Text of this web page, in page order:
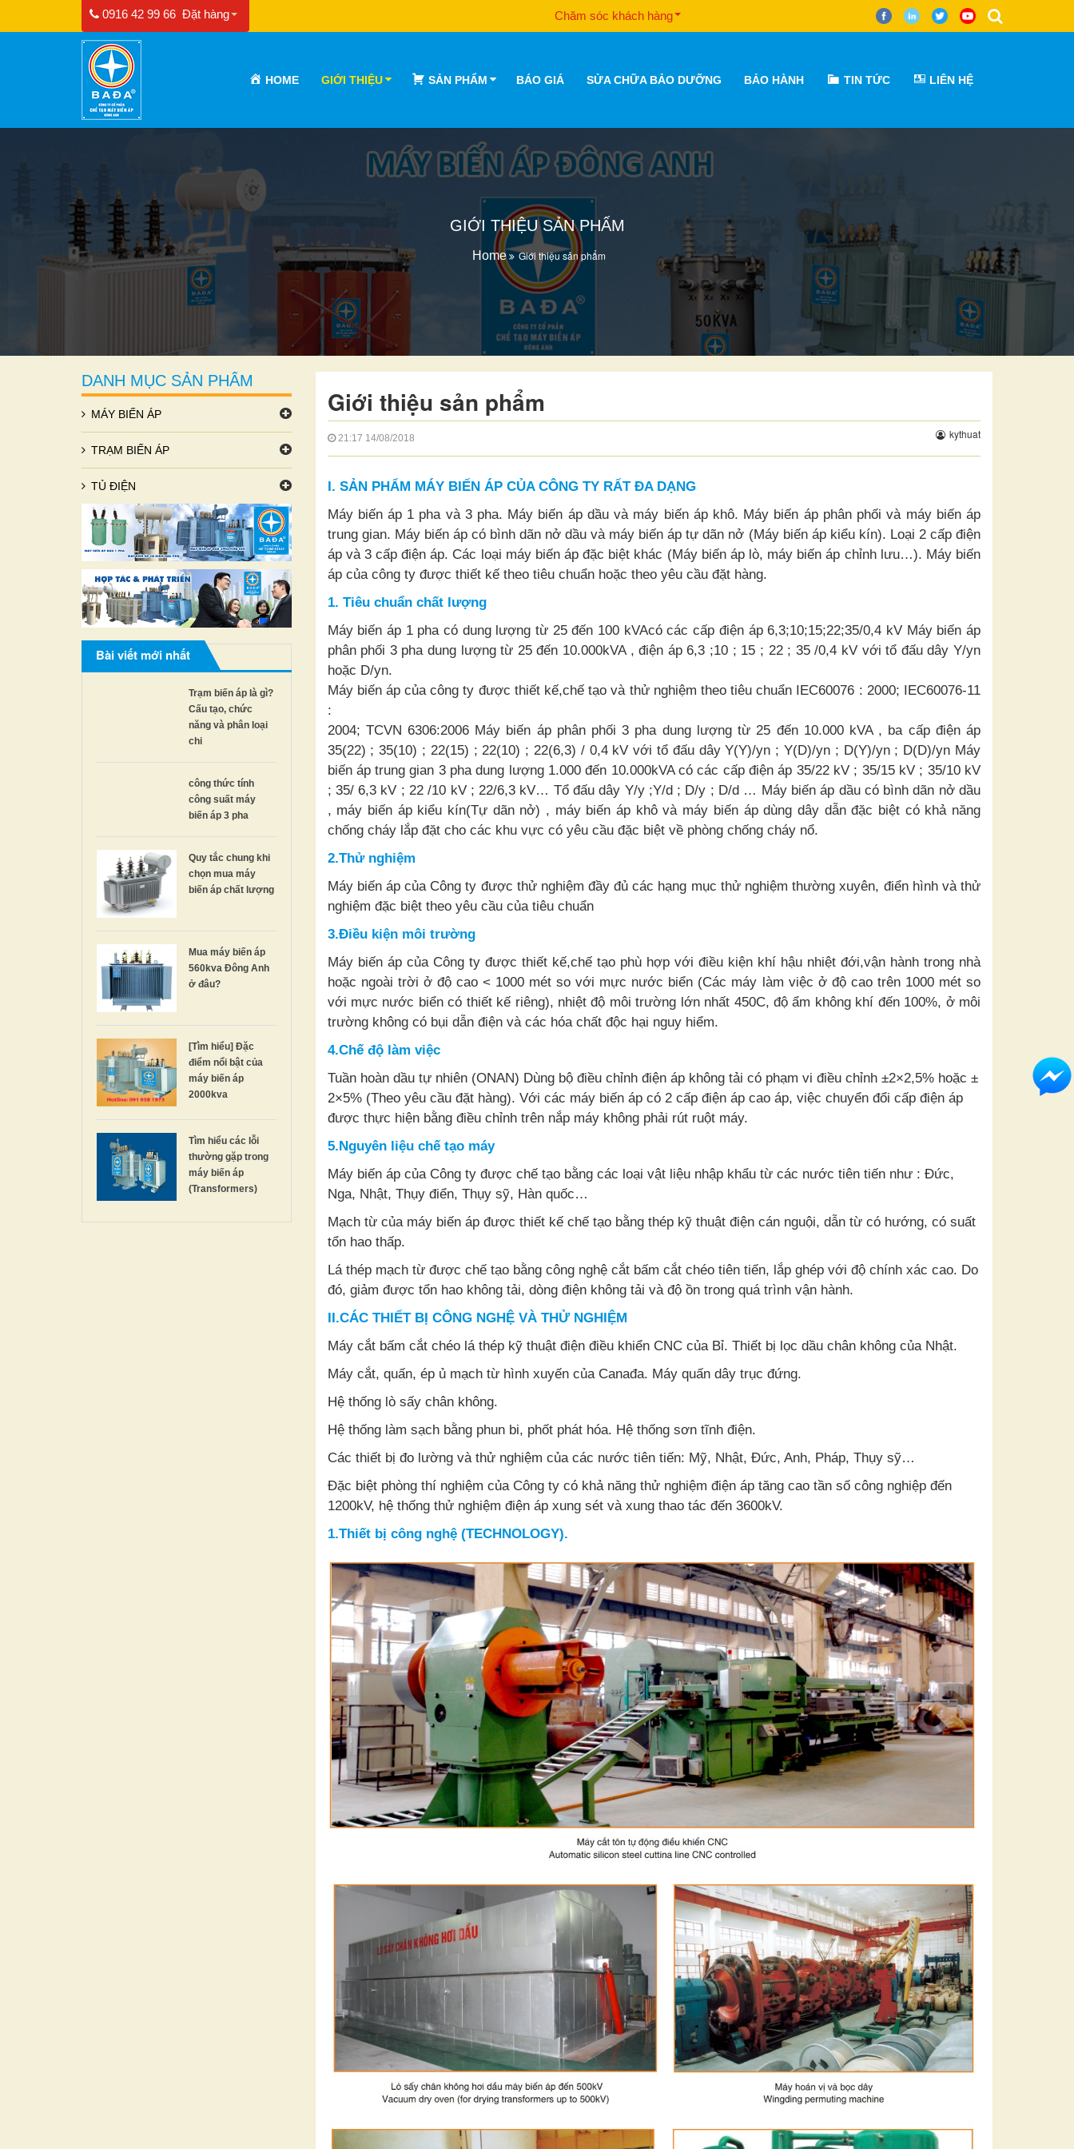
0916 42 99 66 Đặt hàng Chăm sóc khách hàng
HOME GIỚI THIỆU SẢN PHẨM BÁO GIÁ SỬA CHỮA BẢO DƯỠNG BẢO HÀNH TIN TỨC LIÊN HỆ
GIỚI THIỆU SẢN PHẨM
Home Giới thiệu sản phẩm
DANH MỤC SẢN PHẨM
MÁY BIẾN ÁP
TRẠM BIẾN ÁP
TỦ ĐIỆN
Bài viết mới nhất
Trạm biến áp là gì?
Cấu tạo, chức
năng và phân loại
chi
công thức tính
công suất máy
biến áp 3 pha
Quy tắc chung khi
chọn mua máy
biến áp chất lượng
Mua máy biến áp
560kva Đông Anh
ở đâu?
[Tìm hiểu] Đặc
điểm nổi bật của
máy biến áp
2000kva
Tìm hiểu các lỗi
thường gặp trong
máy biến áp
(Transformers)
Giới thiệu sản phẩm
21:17 14/08/2018 kythuat
I. SẢN PHẨM MÁY BIẾN ÁP CỦA CÔNG TY RẤT ĐA DẠNG
Máy biến áp 1 pha và 3 pha. Máy biến áp dầu và máy biến áp khô. Máy biến áp phân phối và máy biến áp
trung gian. Máy biến áp có bình dãn nở dầu và máy biến áp tự dãn nở (Máy biến áp kiểu kín). Loại 2 cấp điện
áp và 3 cấp điện áp. Các loại máy biến áp đặc biệt khác (Máy biến áp lò, máy biến áp chỉnh lưu…). Máy biến
áp của công ty được thiết kế theo tiêu chuẩn hoặc theo yêu cầu đặt hàng.
1. Tiêu chuẩn chất lượng
Máy biến áp 1 pha có dung lượng từ 25 đến 100 kVAcó các cấp điện áp 6,3;10;15;22;35/0,4 kV Máy biến áp
phân phối 3 pha dung lượng từ 25 đến 10.000kVA , điện áp 6,3 ;10 ; 15 ; 22 ; 35 /0,4 kV với tổ đấu dây Y/yn
hoặc D/yn.
Máy biến áp của công ty được thiết kế,chế tạo và thử nghiệm theo tiêu chuẩn IEC60076 : 2000; IEC60076-11
:
2004; TCVN 6306:2006 Máy biến áp phân phối 3 pha dung lượng từ 25 đến 10.000 kVA , ba cấp điện áp
35(22) ; 35(10) ; 22(15) ; 22(10) ; 22(6,3) / 0,4 kV với tổ đấu dây Y(Y)/yn ; Y(D)/yn ; D(Y)/yn ; D(D)/yn Máy
biến áp trung gian 3 pha dung lượng 1.000 đến 10.000kVA có các cấp điện áp 35/22 kV ; 35/15 kV ; 35/10 kV
; 35/ 6,3 kV ; 22 /10 kV ; 22/6,3 kV… Tổ đấu dây Y/y ;Y/d ; D/y ; D/d … Máy biến áp dầu có bình dãn nở dầu
, máy biến áp kiểu kín(Tự dãn nở) , máy biến áp khô và máy biến áp dùng dây dẫn đặc biệt có khả năng
chống cháy lắp đặt cho các khu vực có yêu cầu đặc biệt về phòng chống cháy nổ.
2.Thử nghiệm
Máy biến áp của Công ty được thử nghiệm đầy đủ các hạng mục thử nghiệm thường xuyên, điển hình và thử
nghiệm đặc biệt theo yêu cầu của tiêu chuẩn
3.Điều kiện môi trường
Máy biến áp của Công ty được thiết kế,chế tạo phù hợp với điều kiện khí hậu nhiệt đới,vận hành trong nhà
hoặc ngoài trời ở độ cao < 1000 mét so với mực nước biển (Các máy làm việc ở độ cao trên 1000 mét so
với mực nước biển có thiết kế riêng), nhiệt độ môi trường lớn nhất 450C, độ ẩm không khí đến 100%, ở môi
trường không có bụi dẫn điện và các hóa chất độc hại nguy hiểm.
4.Chế độ làm việc
Tuần hoàn dầu tự nhiên (ONAN) Dùng bộ điều chỉnh điện áp không tải có phạm vi điều chỉnh ±2×2,5% hoặc ±
2×5% (Theo yêu cầu đặt hàng). Với các máy biến áp có 2 cấp điện áp cao áp, việc chuyển đổi cấp điện áp
được thực hiện bằng điều chỉnh trên nắp máy không phải rút ruột máy.
5.Nguyên liệu chế tạo máy
Máy biến áp của Công ty được chế tạo bằng các loại vật liệu nhập khẩu từ các nước tiên tiến như : Đức,
Nga, Nhật, Thụy điển, Thụy sỹ, Hàn quốc…
Mạch từ của máy biến áp được thiết kế chế tạo bằng thép kỹ thuật điện cán nguội, dẫn từ có hướng, có suất
tổn hao thấp.
Lá thép mạch từ được chế tạo bằng công nghệ cắt bấm cắt chéo tiên tiến, lắp ghép với độ chính xác cao. Do
đó, giảm được tổn hao không tải, dòng điện không tải và độ ồn trong quá trình vận hành.
II.CÁC THIẾT BỊ CÔNG NGHỆ VÀ THỬ NGHIỆM
Máy cắt bấm cắt chéo lá thép kỹ thuật điện điều khiển CNC của Bỉ. Thiết bị lọc dầu chân không của Nhật.
Máy cắt, quấn, ép ủ mạch từ hình xuyến của Canađa. Máy quấn dây trục đứng.
Hệ thống lò sấy chân không.
Hệ thống làm sạch bằng phun bi, phốt phát hóa. Hệ thống sơn tĩnh điện.
Các thiết bị đo lường và thử nghiệm của các nước tiên tiến: Mỹ, Nhật, Đức, Anh, Pháp, Thụy sỹ…
Đặc biệt phòng thí nghiệm của Công ty có khả năng thử nghiệm điện áp tăng cao tần số công nghiệp đến
1200kV, hệ thống thử nghiệm điện áp xung sét và xung thao tác đến 3600kV.
1.Thiết bị công nghệ (TECHNOLOGY).